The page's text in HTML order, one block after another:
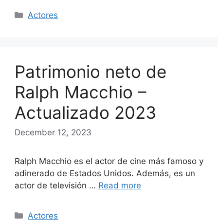
Categories
Actores
Patrimonio neto de
Ralph Macchio –
Actualizado 2023
December 12, 2023
Ralph Macchio es el actor de cine más famoso y
adinerado de Estados Unidos. Además, es un
actor de televisión … Read more
Categories
Actores